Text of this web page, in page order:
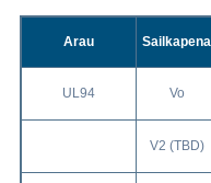
Arau Sailkapena
UL94 Vo
V2 (TBD)